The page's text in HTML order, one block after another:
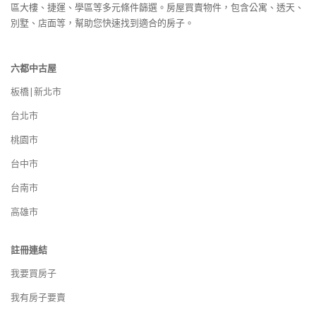
區大樓、捷運、學區等多元條件篩選。房屋買賣物件，包含公寓、透天、
別墅、店面等，幫助您快速找到適合的房子。
六都中古屋
板橋|新北市
台北市
桃園市
台中市
台南市
高雄市
註冊連結
我要買房子
我有房子要賣